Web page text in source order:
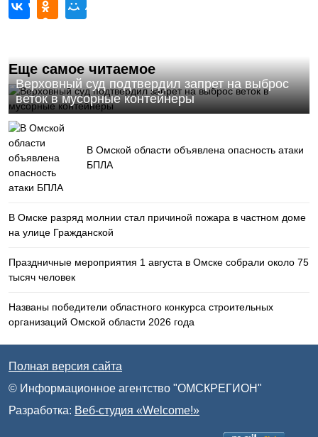
Еще самое читаемое
Верховный суд подтвердил запрет на выброс
веток в мусорные контейнеры
В Омской области объявлена опасность атаки
БПЛА
В Омске разряд молнии стал причиной пожара в частном доме
на улице Гражданской
Праздничные мероприятия 1 августа в Омске собрали около 75
тысяч человек
Названы победители областного конкурса строительных
организаций Омской области 2026 года
Полная версия сайта
© Информационное агентство "ОМСКРЕГИОН"
Разработка: Веб-студия «Welcome!»